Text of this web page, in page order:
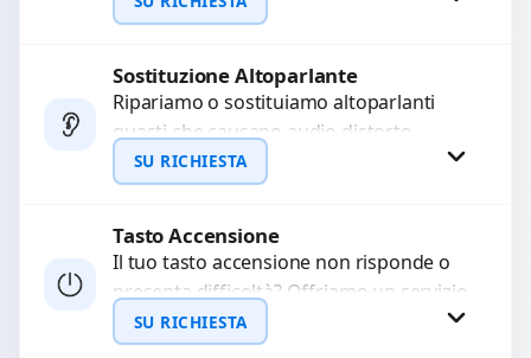
chiamate. Diagnosi accurata e ricambi
Richiedi Preventivo
WhatsApp
Sostituzione Altoparlante
Ripariamo o sostituiamo altoparlanti
guasti che causano audio distorto,
basso o assente. Utilizziamo ricambi di
alta qualità garantiti per 3...
SU RICHIESTA
Richiedi Preventivo
WhatsApp
Tasto Accensione
Il tuo tasto accensione non risponde o
presenta difficoltà? Offriamo un servizio
professionale di riparazione o
sostituzione utilizzando componenti di...
SU RICHIESTA